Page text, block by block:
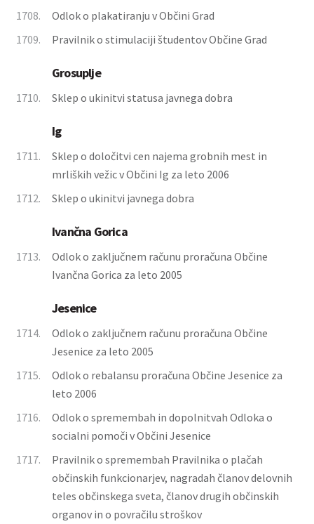
1708.
Odlok o plakatiranju v Občini Grad
1709.
Pravilnik o stimulaciji študentov Občine Grad
Grosuplje
1710. Sklep o ukinitvi statusa javnega dobra
Ig
1711.
Sklep o določitvi cen najema grobnih mest in
mrliških vežic v Občini Ig za leto 2006
1712.
Sklep o ukinitvi javnega dobra
Ivančna Gorica
1713.
Odlok o zaključnem računu proračuna Občine
Ivančna Gorica za leto 2005
Jesenice
1714.
Odlok o zaključnem računu proračuna Občine
Jesenice za leto 2005
1715.
Odlok o rebalansu proračuna Občine Jesenice za
leto 2006
1716.
Odlok o spremembah in dopolnitvah Odloka o
socialni pomoči v Občini Jesenice
1717.
Pravilnik o spremembah Pravilnika o plačah
občinskih funkcionarjev, nagradah članov delovnih
teles občinskega sveta, članov drugih občinskih
organov in o povračilu stroškov